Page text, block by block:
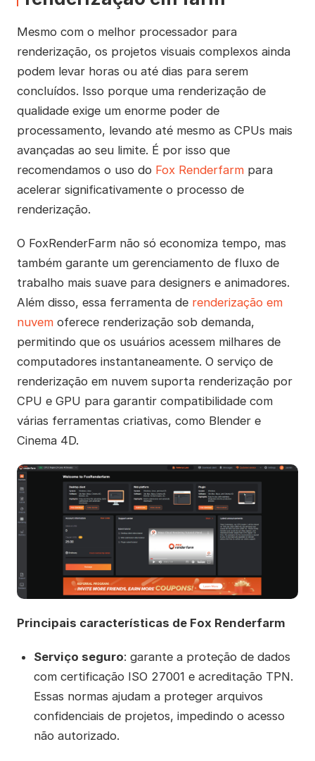
Mesmo com o melhor processador para
renderização, os projetos visuais complexos ainda
podem levar horas ou até dias para serem
concluídos. Isso porque uma renderização de
qualidade exige um enorme poder de
processamento, levando até mesmo as CPUs mais
avançadas ao seu limite. É por isso que
recomendamos o uso do Fox Renderfarmpara
acelerar significativamente o processo de
renderização.
O FoxRenderFarm não só economiza tempo, mas
também garante um gerenciamento de fluxo de
trabalho mais suave para designers e animadores.
Além disso, essa ferramenta de renderização em
nuvemoferece renderização sob demanda,
permitindo que os usuários acessem milhares de
computadores instantaneamente. O serviço de
renderização em nuvem suporta renderização por
CPU e GPU para garantir compatibilidade com
várias ferramentas criativas, como Blender e
Cinema 4D.
Principais características de Fox Renderfarm
Serviço seguro: garante a proteção de dados
com certificação ISO 27001 e acreditação TPN.
Essas normas ajudam a proteger arquivos
confidenciais de projetos, impedindo o acesso
não autorizado.